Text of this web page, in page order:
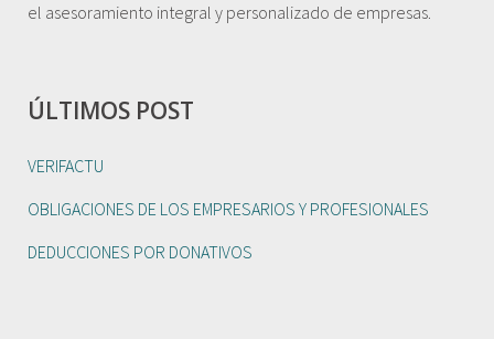
el asesoramiento integral y personalizado de empresas.
ÚLTIMOS POST
VERIFACTU
OBLIGACIONES DE LOS EMPRESARIOS Y PROFESIONALES
DEDUCCIONES POR DONATIVOS